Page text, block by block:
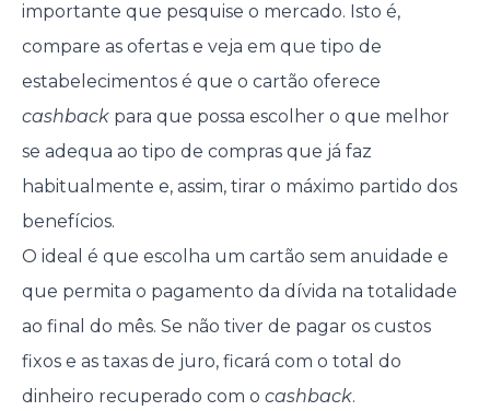
importante que pesquise o mercado. Isto é,
compare as ofertas e veja em que tipo de
estabelecimentos é que o cartão oferece
cashbackpara que possa escolher o que melhor
se adequa ao tipo de compras que já faz
habitualmente e, assim, tirar o máximo partido dos
benefícios.
O ideal é que escolha um cartão sem anuidade e
que permita o pagamento da dívida na totalidade
ao final do mês. Se não tiver de pagar os custos
fixos e as taxas de juro, ficará com o total do
dinheiro recuperado com o cashback.